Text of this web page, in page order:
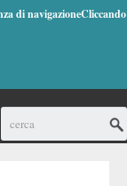
di
(0)